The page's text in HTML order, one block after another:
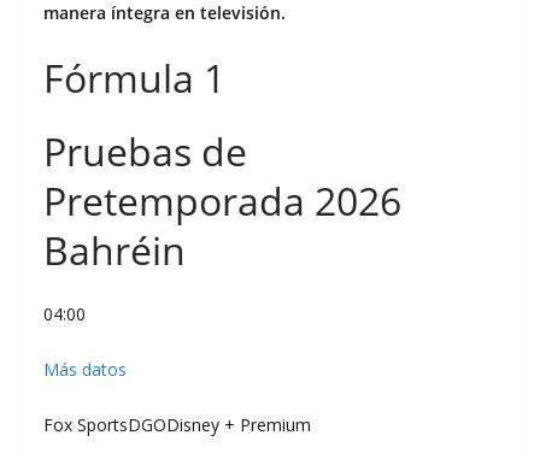
manera íntegra en televisión.
Fórmula 1
Pruebas de
Pretemporada 2026
Bahréin
04:00
Más datos
Fox SportsDGODisney + Premium